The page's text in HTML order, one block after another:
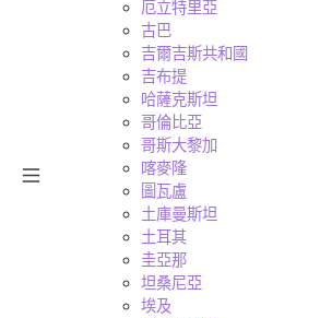
厄立特里亞
古巴
吉爾吉斯共和國
吉布提
哈薩克斯坦
哥倫比亞
哥斯大黎加
喀麥隆
圖瓦盧
土庫曼斯坦
土耳其
圭亞那
坦桑尼亞
埃及